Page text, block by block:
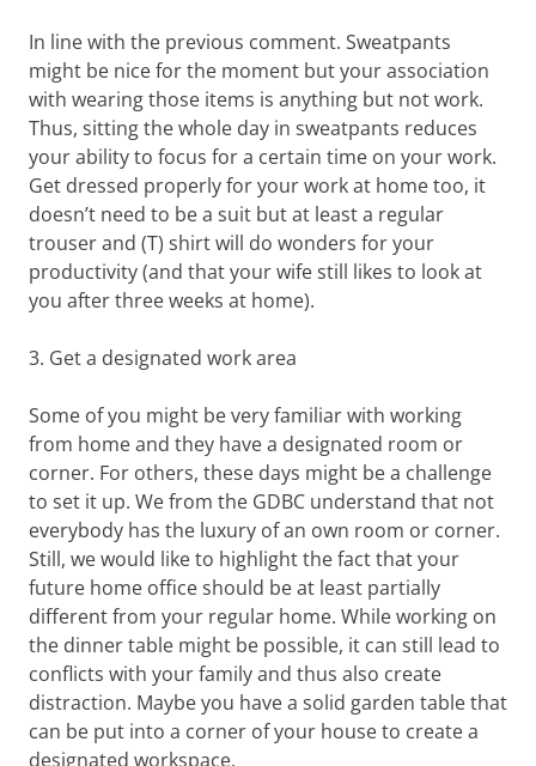
In line with the previous comment. Sweatpants
might be nice for the moment but your association
with wearing those items is anything but not work.
Thus, sitting the whole day in sweatpants reduces
your ability to focus for a certain time on your work.
Get dressed properly for your work at home too, it
doesn’t need to be a suit but at least a regular
trouser and (T) shirt will do wonders for your
productivity (and that your wife still likes to look at
you after three weeks at home).
3. Get a designated work area
Some of you might be very familiar with working
from home and they have a designated room or
corner. For others, these days might be a challenge
to set it up. We from the GDBC understand that not
everybody has the luxury of an own room or corner.
Still, we would like to highlight the fact that your
future home office should be at least partially
different from your regular home. While working on
the dinner table might be possible, it can still lead to
conflicts with your family and thus also create
distraction. Maybe you have a solid garden table that
can be put into a corner of your house to create a
designated workspace.